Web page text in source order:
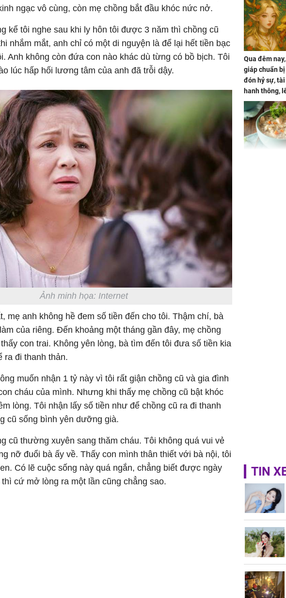
ngạc vô cùng, còn mẹ chồng bắt đầu khóc nức nở.
kể tôi nghe sau khi ly hôn tôi được 3 năm thì chồng cũ
nhắm mắt, anh chỉ có một di nguyện là để lại hết tiền bạc
Anh không còn đứa con nào khác dù từng có bồ bịch. Tôi
lúc hấp hối lương tâm của anh đã trỗi dậy.
Ảnh minh họa: Internet
mẹ anh không hề đem số tiền đến cho tôi. Thậm chí, bà
của riêng. Đến khoảng một tháng gần đây, mẹ chồng
con trai. Không yên lòng, bà tìm đến tôi đưa số tiền kia
ra đi thanh thản.
muốn nhận 1 tỷ này vì tôi rất giận chồng cũ và gia đình
cháu của mình. Nhưng khi thấy mẹ chồng cũ bật khóc
lòng. Tôi nhận lấy số tiền như để chồng cũ ra đi thanh
cũ sống bình yên dưỡng già.
cũ thường xuyên sang thăm cháu. Tôi không quá vui vẻ
nỡ đuổi bà ấy về. Thấy con mình thân thiết với bà nội, tôi
Có lẽ cuộc sống này quá ngắn, chẳng biết được ngày
cứ mở lòng ra một lần cũng chẳng sao.
Qua đêm
giáp chuẩn
đón hỷ sự,
hanh thông,
hóa Rồng
gom hết may
nhà
TIN